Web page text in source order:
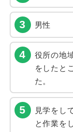
男性
役所の地
をしたと
た。
見学をし
と作業を